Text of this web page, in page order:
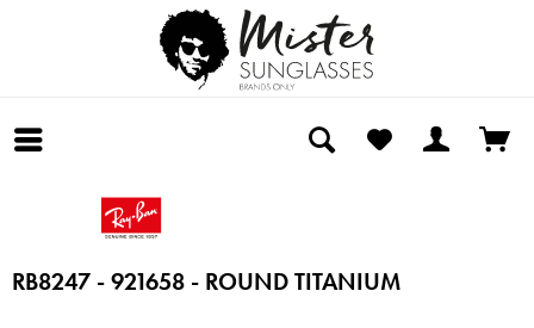
RB8247 - 921658 - ROUND TITANIUM